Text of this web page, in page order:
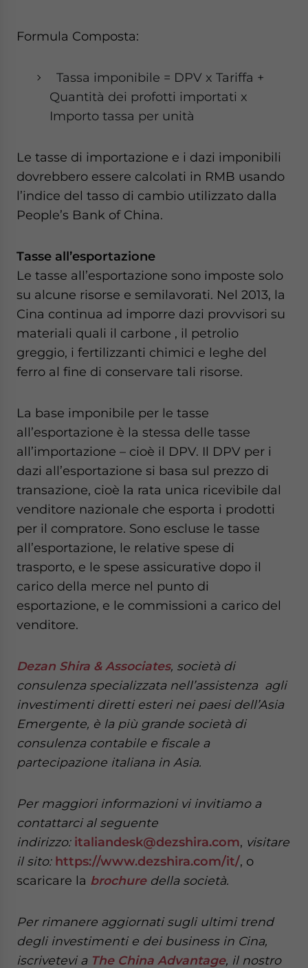
Formula Composta:
Tassa imponibile = DPV x Tariffa +
Quantità dei profotti importati x
Importo tassa per unità
Le tasse di importazione e i dazi imponibili
dovrebbero essere calcolati in RMB usando
l’indice del tasso di cambio utilizzato dalla
People’s Bank of China.
Tasse all’esportazione
Le tasse all’esportazione sono imposte solo
su alcune risorse e semilavorati. Nel 2013, la
Cina continua ad imporre dazi provvisori su
materiali quali il carbone , il petrolio
greggio, i fertilizzanti chimici e leghe del
ferro al fine di conservare tali risorse.
La base imponibile per le tasse
all’esportazione è la stessa delle tasse
all’importazione – cioè il DPV. Il DPV per i
dazi all’esportazione si basa sul prezzo di
transazione, cioè la rata unica ricevibile dal
venditore nazionale che esporta i prodotti
per il compratore. Sono escluse le tasse
all’esportazione, le relative spese di
trasporto, e le spese assicurative dopo il
carico della merce nel punto di
esportazione, e le commissioni a carico del
venditore.
Dezan Shira & Associates, società di
consulenza specializzata nell’assistenza agli
investimenti diretti esteri nei paesi dell’Asia
Emergente, è la più grande società di
consulenza contabile e fiscale a
partecipazione italiana in Asia.
Per maggiori informazioni vi invitiamo a
contattarci al seguente
indirizzo: italiandesk@dezshira.com, visitare
il sito: https://www.dezshira.com/it/, o
scaricare la brochure della società.
Per rimanere aggiornati sugli ultimi trend
degli investimenti e dei business in Cina,
iscrivetevi a The China Advantage, il nostro